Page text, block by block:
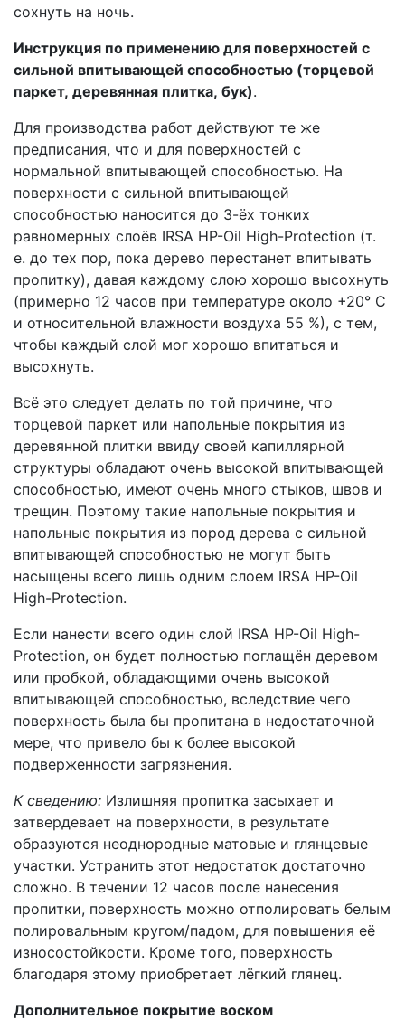
сохнуть на ночь.
Инструкция по применению для поверхностей с
сильной впитывающей способностью (торцевой
паркет, деревянная плитка, бук).
Для производства работ действуют те же
предписания, что и для поверхностей с
нормальной впитывающей способностью. На
поверхности с сильной впитывающей
способностью наносится до 3-ёх тонких
равномерных слоёв IRSA HP-Oil High-Protection (т.
е. до тех пор, пока дерево перестанет впитывать
пропитку), давая каждому слою хорошо высохнуть
(примерно 12 часов при температуре около +20° C
и относительной влажности воздуха 55 %), с тем,
чтобы каждый слой мог хорошо впитаться и
высохнуть.
Всё это следует делать по той причине, что
торцевой паркет или напольные покрытия из
деревянной плитки ввиду своей капиллярной
структуры обладают очень высокой впитывающей
способностью, имеют очень много стыков, швов и
трещин. Поэтому такие напольные покрытия и
напольные покрытия из пород дерева с сильной
впитывающей способностью не могут быть
насыщены всего лишь одним слоем IRSA HP-Oil
High-Protection.
Если нанести всего один слой IRSA HP-Oil High-
Protection, он будет полностью поглащён деревом
или пробкой, обладающими очень высокой
впитывающей способностью, вследствие чего
поверхность была бы пропитана в недостаточной
мере, что привело бы к более высокой
подверженности загрязнения.
К сведению: Излишняя пропитка засыхает и
затвердевает на поверхности, в результате
образуются неоднородные матовые и глянцевые
участки. Устранить этот недостаток достаточно
сложно. В течении 12 часов после нанесения
пропитки, поверхность можно отполировать белым
полировальным кругом/падом, для повышения её
износостойкости. Кроме того, поверхность
благодаря этому приобретает лёгкий глянец.
Дополнительное покрытие воском